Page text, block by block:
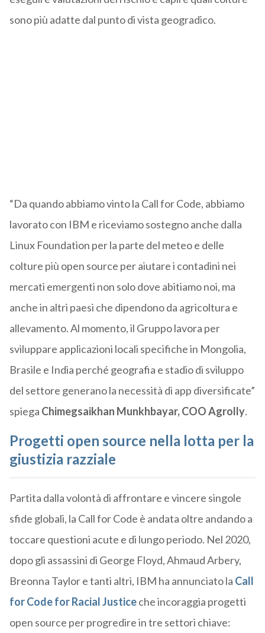
sono più adatte dal punto di vista geogradico.
“Da quando abbiamo vinto la Call for Code, abbiamo
lavorato con IBM e riceviamo sostegno anche dalla
Linux Foundation per la parte del meteo e delle
colture più open source per aiutare i contadini nei
mercati emergenti non solo dove abitiamo noi, ma
anche in altri paesi che dipendono da agricoltura e
allevamento. Al momento, il Gruppo lavora per
sviluppare applicazioni locali specifiche in Mongolia,
Brasile e India perché geografia e stadio di sviluppo
del settore generano la necessità di app diversificate”
spiega Chimegsaikhan Munkhbayar, COOAgrolly.
Progetti open source nella lotta per la
giustizia razziale
Partita dalla volontà di affrontare e vincere singole
sfide globali, la Call for Code è andata oltre andando a
toccare questioni acute e di lungo periodo. Nel 2020,
dopo gli assassini di George Floyd, Ahmaud Arbery,
Breonna Taylor e tanti altri, IBM ha annunciato la Call
for Code for Racial Justiceche incoraggia progetti
open source per progredire in tre settori chiave: